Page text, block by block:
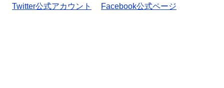
Twitter公式アカウント
Facebook公式ページ